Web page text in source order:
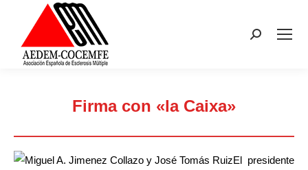
Buscar:
Firma con «la Caixa»
El presidente